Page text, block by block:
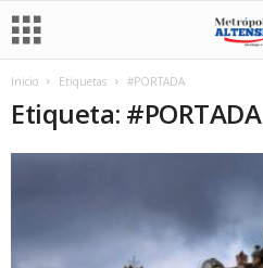
Inicio Etiquetas #PORTADA
Etiqueta: #PORTADA